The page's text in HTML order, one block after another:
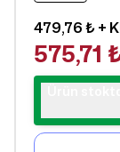
479,76 ₺+
575,71